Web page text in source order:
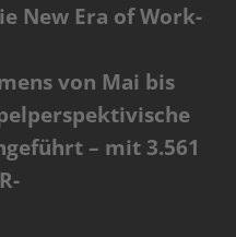
New Era of Work-
von Mai bis
– mit 3.561